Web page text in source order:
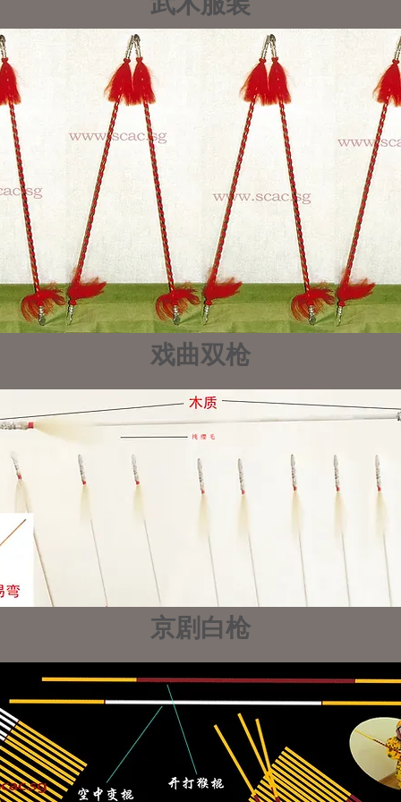
武术服装
戏曲双枪
​京剧白枪